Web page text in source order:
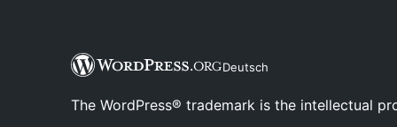
Deutsch
The WordPress® trademark is the intellectual